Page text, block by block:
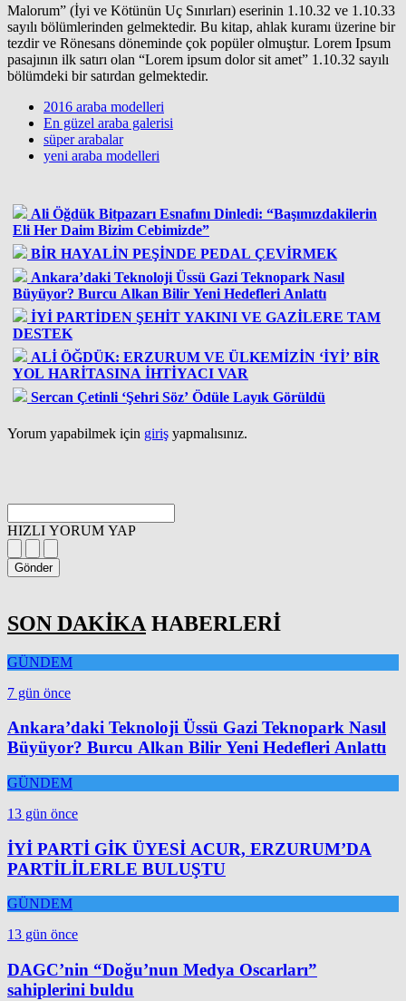
Malorum” (İyi ve Kötünün Uç Sınırları) eserinin 1.10.32 ve 1.10.33
sayılı bölümlerinden gelmektedir. Bu kitap, ahlak kuramı üzerine bir
tezdir ve Rönesans döneminde çok popüler olmuştur. Lorem Ipsum
pasajının ilk satırı olan “Lorem ipsum dolor sit amet” 1.10.32 sayılı
bölümdeki bir satırdan gelmektedir.
2016 araba modelleri
En güzel araba galerisi
süper arabalar
yeni araba modelleri
Ali Öğdük Bitpazarı Esnafını Dinledi: “Başımızdakilerin
Eli Her Daim Bizim Cebimizde”
BİR HAYALİN PEŞİNDE PEDAL ÇEVİRMEK
Ankara’daki Teknoloji Üssü Gazi Teknopark Nasıl
Büyüyor? Burcu Alkan Bilir Yeni Hedefleri Anlattı
İYİ PARTİDEN ŞEHİT YAKINI VE GAZİLERE TAM
DESTEK
ALİ ÖĞDÜK: ERZURUM VE ÜLKEMİZİN ‘İYİ’ BİR
YOL HARİTASINA İHTİYACI VAR
Sercan Çetinli ‘Şehri Söz’ Ödüle Layık Görüldü
Yorum yapabilmek için giriş yapmalısınız.
HIZLI YORUM YAP
Gönder
SON DAKİKA HABERLERİ
GÜNDEM
7 gün önce
Ankara’daki Teknoloji Üssü Gazi Teknopark Nasıl
Büyüyor? Burcu Alkan Bilir Yeni Hedefleri Anlattı
GÜNDEM
13 gün önce
İYİ PARTİ GİK ÜYESİ ACUR, ERZURUM’DA
PARTİLİLERLE BULUŞTU
GÜNDEM
13 gün önce
DAGC’nin “Doğu’nun Medya Oscarları”
sahiplerini buldu